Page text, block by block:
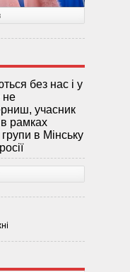
без нас і у
не
учасник
в рамках
в Мінську